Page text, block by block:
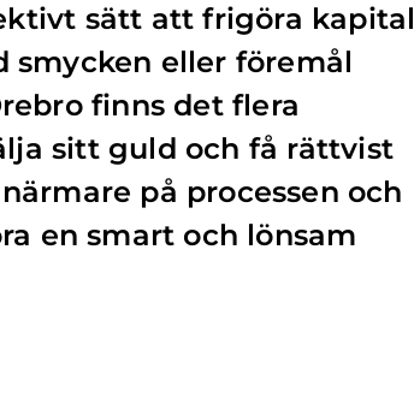
sätt att frigöra kapital
smycken eller föremål
finns det flera
sitt guld och få rättvist
på processen och
en smart och lönsam